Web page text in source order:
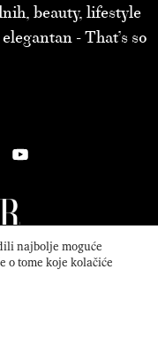
beauty, lifestyle
- That’s so
Reserved.
najbolje moguće
o tome koje kolačiće